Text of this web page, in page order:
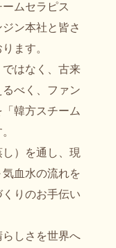
ムセラピス
ン本社と皆さ
ます。
はなく、古来
べく、ファン
韓方スチーム
）を通し、現
血水の流れを
りのお手伝い
しさを世界へ